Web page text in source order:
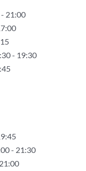
21:00
- 19:30
- 21:30